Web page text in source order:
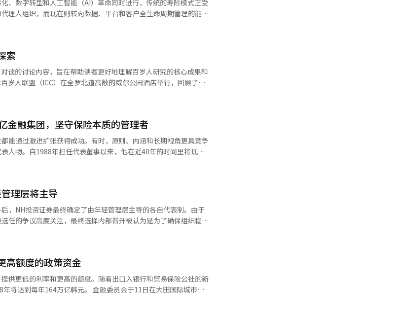
经济界和福利专家认为，这并非“永久性放弃”，而是为了最小化
疗基础设施扩充和完
额财政支持。虽然不立即公布具体计划以避免市场冲击，但在未
关的书面文件是确认交货单价和交易条件的核心证据。如果书面文
容，因此分包法强制要求包含签名或盖章的书面交付。分包交易公
为未发放。公平交易委员会表示，考虑到京东纳比恩在相当长的时
书发放行为敲响警钟，并计划推动改善罚款标准，以便对未来的分
智能（AI）系统翻译与编辑。
、数字转型和人工智能（AI）革命同时进行，传统的寿险模式正受
理人组织，而现在则转向数据、平台和客户全生命周期管理的能
险CEO之一。他将保险重新定义为不仅仅是风险保障行业，而是一
人们希望活得更久、更健康。对保险的期待也在改变。 洪元学社长
死亡保障，而在于健康管理、退休管理和资产管理的整合。他认
伴，而不仅仅是事故后的保障组织。 实际上，三星生命近年来专注
理服务、健康管理平台和资产管理功能的新商业模式。这不仅仅是
程中发挥作用。 这种视角也体现在三星生命的未来战略中。在寿险
一步增长。必须创造新市场。洪元学正在 在老龄社会中寻找这个市
关。韩国是全球老龄化速度最快的国家之一。在未来十年，老年产
心。 AI不仅是成本节约，更是保险革命 许
务自动化或成本节约的层面。洪元学眼中的AI则有所不同。 他将AI
测准确性。 AI在这一领域展现出压倒性的力量。过去，保险公司利
是群体，现在分析的是个体。通过分析每位客户的健康状况、消费
为，AI将使保险行业转变为以预防为中心的行业。迄今为止，保险
故发生的业务。帮助客户避免生病比支付保险金更为重要。 可穿戴
够实时管理客户的健康状况。可以引导健康的生活习惯，预测疾病
由AI决定。洪元学正在为这一变化做好准备。 三星生命与三
有生命保险和财产保险的经验。他不仅担任过三星生命的社长，还
异和共通性的管理者。 寿险是长期资产管理行业，财险是风险管理
三星生命与三星财产的合作不仅是简单的子公司协同，而是创造保
康保险服务，也可以为健康保险客户提供资产管理服务。客户数据
索
谈的讨论内容，旨在帮助读者更好地理解百岁人研究的核心成果和
顿大学医学院教授汤姆·普尔斯，以及全球临床老化轨迹研究的权
教给我们的事”进行特别对谈。 与会者指出，过去30
转变为“如何健康地活到100岁”。随着健康寿命延长成为老龄社
什么能活到100岁’到‘如何健康地
30周年庆典，意义非凡。我在1995年开始研究韩国的百岁人。当
开始探讨“如何才能健康地活到100岁”。延长健康寿命已成为
存在。随着老龄社会和超老龄社会的到来，百岁人研究已成为设计
寿研究取得的最大进展。 长寿是基因还是环境？ 朴
普遍较高。然而，经过20到25年的追踪，长寿地区的情况也发生
区环境、饮食习惯、社区文化、医疗可及性和福利政策等多种因素
的遗传影响约为48%，女性约为33%。然而，仅靠基因无法解释所
创伤或感染）后，基因仅能解释寿命变异的约一半。因此，长寿是
金融集团，坚守保险本质的管理者
能通过激进扩张获得成功。有时，原则、内涵和长期视角更具竞争
人物。自1988年担任代表董事以来，他在近40年的时间里将现代
如今已成长为资产超过50万亿的金融集团，并围绕损害保险本业建
的正蒙允经营哲学 描述正蒙允会
为低调的领导者之一。他不喜欢媒体曝光，也不是那种向市场传
理者权力，并建立一个组织能够自主运作的系统。 现代海上的成长
机、全球金融危机、低利率时代和新冠疫情期间，现代海从未参与
业的竞争力。 保险并非制造业。它不是一个生产商品的行业，而是
深有体会。 现代海在儿童保险、长期保险和汽车保险领域保持了
业代表性的长寿品牌。这是因为他们专注于根据客户生命周期开
增长的经营方式。他知道，金融行业在繁荣时期并不显现实力，而
的金融企业家精神在于基于原则和健康性的可持续增长，而非华丽
理层将主导
，NH投资证券最终确定了由年轻管理层主导的各自代表制。由于
任的争议高度关注，最终选择内部晋升被认为是为了确保组织稳定
础设施业务，而裴光洙自去年12月起担任WM事业部代表，领导
）未能进入新一届人选，意味着新管理层将以更年轻的内部人选为
选人的李昌目
高额度的政策资金
供更低的利率和更高的额度。随着出口入银行和贸易保险公社的新
。 金融委员会于11日在大田国际城市酒
金、技术保证基金、出口入银行和贸易保险公社等6家政策金融机